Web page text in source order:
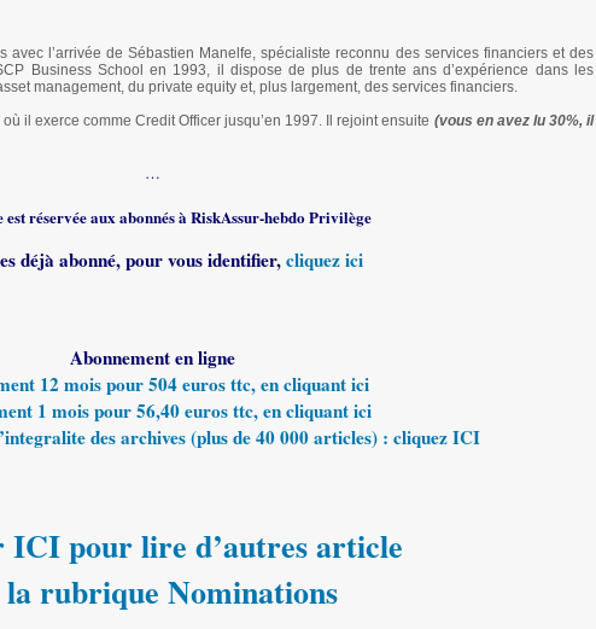
avec l’arrivée de Sébastien Manelfe, spécialiste reconnu des services financiers et des
Business School en 1993, il dispose de plus de trente ans d’expérience dans les
management, du private equity et, plus largement, des services financiers.
il exerce comme Credit Officer jusqu’en 1997. Il rejoint ensuite (vous en avez lu 30%, il
…
réservée aux abonnés à RiskAssur-hebdo Privilège
déjà abonné, pour vous identifier,cliquez ici
Abonnement en ligne
12 mois pour 504 euros ttc, en cliquant ici
1 mois pour 56,40 euros ttc, en cliquant ici
des archives (plus de 40 000 articles) : cliquez ICI
ICI pour lire d’autres article
la rubrique Nominations